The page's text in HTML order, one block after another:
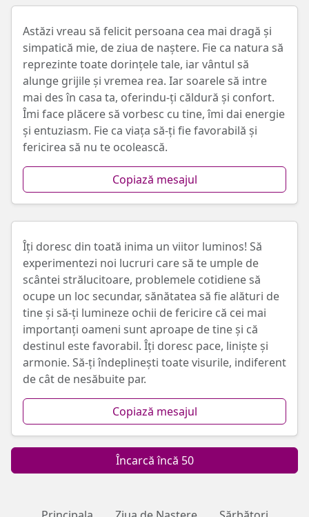
Astăzi vreau să felicit persoana cea mai dragă și
simpatică mie, de ziua de naștere. Fie ca natura să
reprezinte toate dorințele tale, iar vântul să
alunge grijile și vremea rea. Iar soarele să intre
mai des în casa ta, oferindu-ți căldură și confort.
Îmi face plăcere să vorbesc cu tine, îmi dai energie
și entuziasm. Fie ca viața să-ți fie favorabilă și
fericirea să nu te ocolească.
Copiază mesajul
Îți doresc din toată inima un viitor luminos! Să
experimentezi noi lucruri care să te umple de
scântei strălucitoare, problemele cotidiene să
ocupe un loc secundar, sănătatea să fie alături de
tine și să-ți lumineze ochii de fericire că cei mai
importanți oameni sunt aproape de tine și că
destinul este favorabil. Îți doresc pace, liniște și
armonie. Să-ți îndeplinești toate visurile, indiferent
de cât de nesăbuite par.
Copiază mesajul
Încarcă încă 50